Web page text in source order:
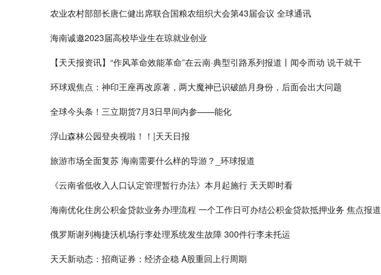
农业农村部部长唐仁健出席联合国粮农组织大会第43届会议 全球通讯
海南诚邀2023届高校毕业生在琼就业创业
【天天报资讯】“作风革命效能革命”在云南·典型引路系列报道丨闻令而动 说干就干
环球观焦点：神印王座再改原著，两大魔神已识破皓月身份，后面会出大问题
全球今头条！三立期货7月3日早间内参——能化
浮山森林公园登央视啦！！|天天日报
旅游市场全面复苏 海南需要什么样的导游？_环球报道
《云南省低收入人口认定管理暂行办法》本月起施行 天天即时看
海南优化住房公积金贷款业务办理流程 一个工作日可办结公积金贷款抵押业务 焦点报道
俄罗斯谢列梅捷沃机场行李处理系统发生故障 300件行李未托运
天天新动态：招商证券：经济企稳 A股重回上行周期